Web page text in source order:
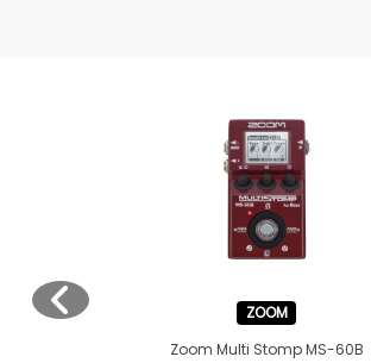
ZOOM
Zoom Multi Stomp MS-60B